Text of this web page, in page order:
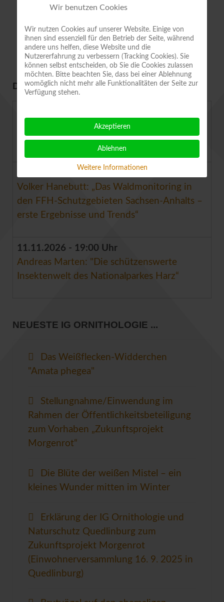
Großer Gegenstein Ballenstedt,
Südseite
DEMNÄCHST IG ORNITHOLOGIE ...
„Naturbeobachtungen der Mitglieder der IG
Ornithologie und Naturschutz“
Volker Hanebutt: „Das Waldmonitoring in
den FFH-Schutzgebieten Sachsen-Anhalts –
erste Ergebnisse und Trends“
11.11.2026 - 19:00 Uhr
Andreas Marten: "Die schützenswerte
Insektenwelt des Nationalparkes Harz“
NEUESTE IG ORNITHOLOGIE ...
Das Weißflecken-Widderchen
"Amata phegea"
Stellungnahme/Einwendung im
Rahmen der Öffentlichkeitsbeteiligung
zum Vorhaben „Zukunftsprojekt
Morgenrot“
Die Blüte der weißen Mistel – ein
kleines Wunder mitten im Winter
Erklärung der IG Ornithologie und
Naturschutz Quedlinburg zum
Zukunftsprojekt Morgenrot
(Einwohnerversammlung 16. 9. 2025 in
Quedlinburg)
Wir benutzen Cookies
Wir nutzen Cookies auf unserer Website. Einige von
ihnen sind essenziell für den Betrieb der Seite, während
andere uns helfen, diese Website und die
Nutzererfahrung zu verbessern (Tracking Cookies). Sie
können selbst entscheiden, ob Sie die Cookies zulassen
möchten. Bitte beachten Sie, dass bei einer Ablehnung
womöglich nicht mehr alle Funktionalitäten der Seite zur
Verfügung stehen.
Akzeptieren
Ablehnen
Weitere Informationen